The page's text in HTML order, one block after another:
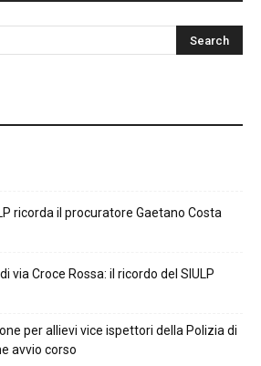
ricorda il procuratore Gaetano Costa
via Croce Rossa: il ricordo del SIULP
per allievi vice ispettori della Polizia di
avvio corso